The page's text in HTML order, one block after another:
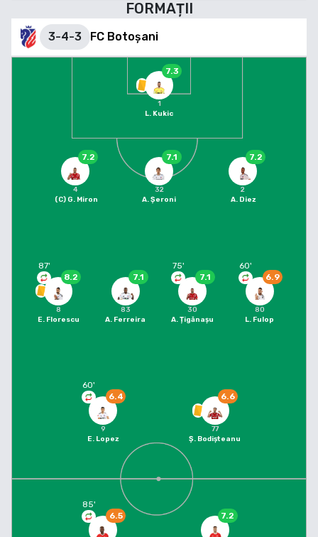
FORMAȚII
3-4-3 FC Botoșani
7.3
1
L. Kukic
7.2
4
(C) G. Miron
7.1
32
A. Șeroni
7.2
2
A. Diez
8.2
87'
8
E. Florescu
7.1
83
A. Ferreira
7.1
75'
30
A. Țigănașu
6.9
60'
80
L. Fulop
6.4
60'
9
E. Lopez
6.6
77
Ș. Bodișteanu
6.5
85'
7.2